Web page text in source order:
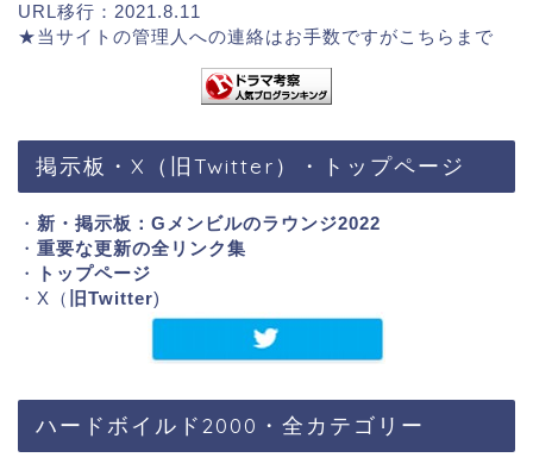
URL移行：2021.8.11
★当サイトの管理人への連絡はお手数ですがこちらまで
掲示板・X（旧Twitter）・トップページ
・ 新・掲示板：Gメンビルのラウンジ2022
・ 重要な更新の全リンク集
・
トップページ
・X（ 旧Twitter)
ハードボイルド2000・全カテゴリー